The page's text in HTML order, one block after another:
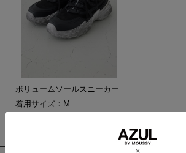
ボリュームソールスニーカー
着用サイズ：M